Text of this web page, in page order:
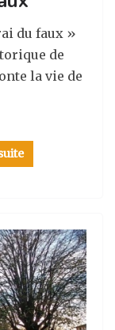
du faux »
de
la vie de